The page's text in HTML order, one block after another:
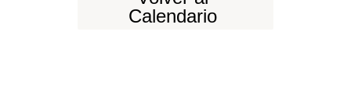
Calendario